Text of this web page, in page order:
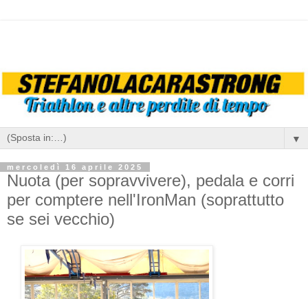
▼
mercoledì 16 aprile 2025
Nuota (per sopravvivere), pedala e corri
per comptere nell'IronMan (soprattutto
se sei vecchio)